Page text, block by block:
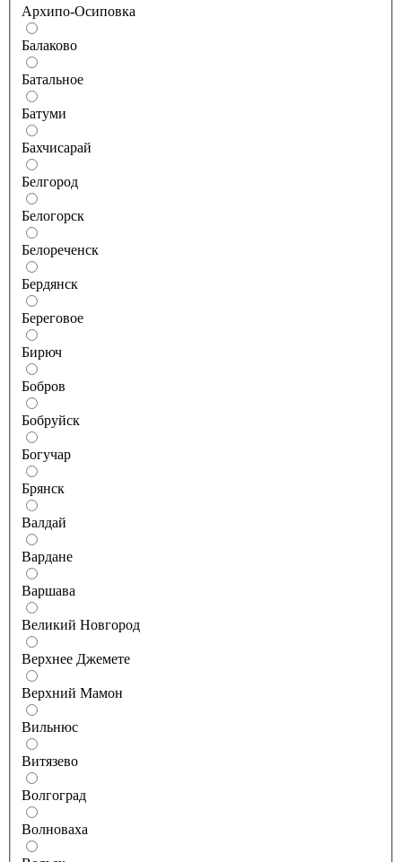
Архипо-Осиповка
Балаково
Батальное
Батуми
Бахчисарай
Белгород
Белогорск
Белореченск
Бердянск
Береговое
Бирюч
Бобров
Бобруйск
Богучар
Брянск
Валдай
Вардане
Варшава
Великий Новгород
Верхнее Джемете
Верхний Мамон
Вильнюс
Витязево
Волгоград
Волноваха